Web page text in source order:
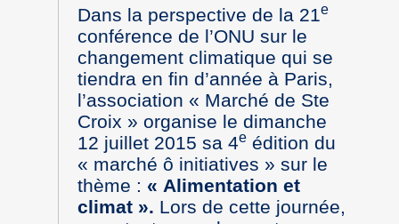
Dans la perspective de la 21e
conférence de l’ONU sur le
changement climatique qui se
tiendra en fin d’année à Paris,
l’association « Marché de Ste
Croix » organise le dimanche
12 juillet 2015 sa 4eédition du
« marché ô initiatives » sur le
thème : « Alimentation et
climat ». Lors de cette journée,